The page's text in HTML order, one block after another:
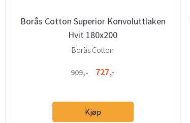
Borås Cotton Superior Konvoluttlaken
Hvit 180x200
Borås Cotton
909,- 727,-
Kjøp